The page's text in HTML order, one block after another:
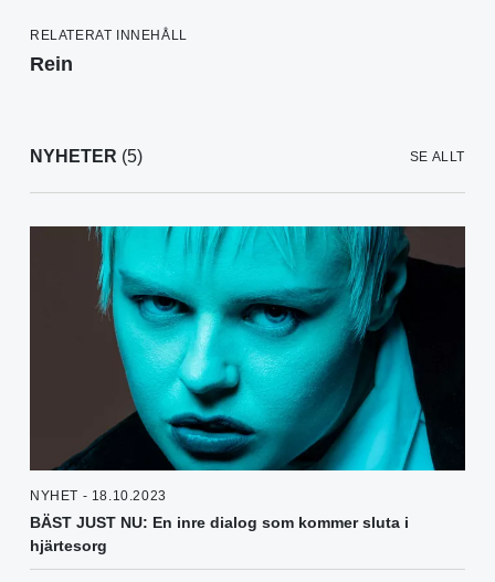
RELATERAT INNEHÅLL
Rein
NYHETER (5) SE ALLT
NYHET - 18.10.2023
BÄST JUST NU: En inre dialog som kommer sluta i
hjärtesorg